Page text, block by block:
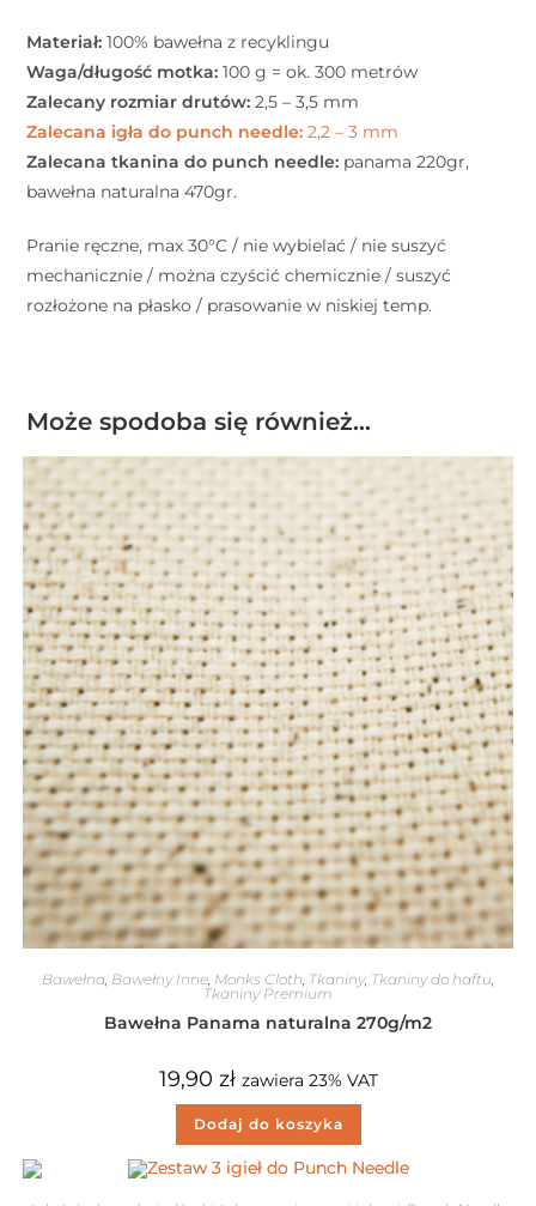
Materiał: 100% bawełna z recyklingu
Waga/długość motka: 100 g = ok. 300 metrów
Zalecany rozmiar drutów: 2,5 – 3,5 mm
Zalecana igła do punch needle: 2,2 – 3 mm
Zalecana tkanina do punch needle: panama 220gr,
bawełna naturalna 470gr.
Pranie ręczne, max 30°C / nie wybielać / nie suszyć
mechanicznie / można czyścić chemicznie / suszyć
rozłożone na płasko / prasowanie w niskiej temp.
Może spodoba się również…
Bawełna Bawełny Inne Monks Cloth Tkaniny, Tkaniny do haftu
Tkaniny Premium
Bawełna Panama naturalna 270g/m2
19,90 zł zawiera 23% VAT
Dodaj do koszyka